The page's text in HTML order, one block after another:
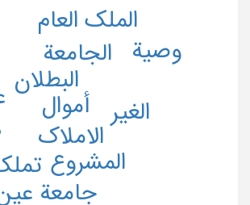
أموال
الاملاک
البطلان
الجامعة
الغیر
المشروع
الملک العام
جامعة
وصیة